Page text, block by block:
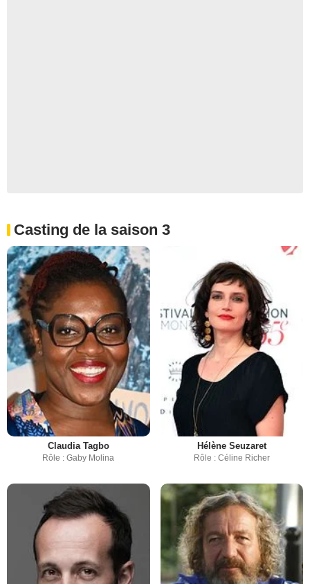
Casting de la saison 3
Claudia Tagbo
Rôle : Gaby Molina
Hélène Seuzaret
Rôle : Céline Richer